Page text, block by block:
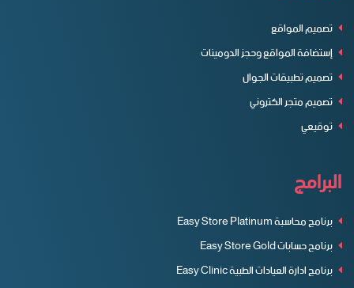
تصميم المواقع
إستضافة المواقع وحجز الدومينات
تصميم تطبيقات الجوال
تصميم متجر الكتروني
توقيعي
البرامج
برنامج محاسبة Easy Store Platinum
برنامج حسابات Easy Store Gold
برنامج ادارة العيادات الطبية Easy Clinic